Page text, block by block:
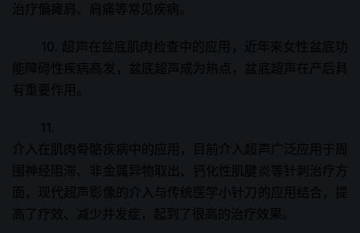
治疗偏瘫肩、肩痛等常见疾病。
10. 超声在盆底肌肉检查中的应用，近年来女性盆底功
能障碍性疾病高发，盆底超声成为热点，盆底超声在产后具
有重要作用。
11.
介入在肌肉骨骼疾病中的应用，目前介入超声广泛应用于周
围神经阻滞、非金属异物取出、钙化性肌腱炎等针刺治疗方
面，现代超声影像的介入与传统医学小针刀的应用结合，提
高了疗效、减少并发症，起到了很高的治疗效果。